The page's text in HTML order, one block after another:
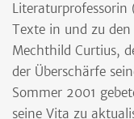
Literaturprofessorin
Texte in und zu
Mechthild Curtius,
der Überschärfe
Sommer 2001
seine Vita zu